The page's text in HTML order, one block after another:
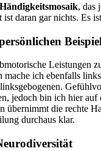
Händigkeitsmosaik, das
daran gar nichts. Es
Beispiel
Leistungen
ich ebenfalls
jedoch bin ich hier
übernimmt die rechte
durchaus klar.